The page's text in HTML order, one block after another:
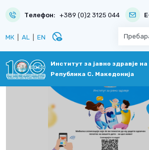
Телефон: +389 (0)2 3125 044
МК AL EN disabled_visible
Институт за јавно здравје на
Република С. Македонија